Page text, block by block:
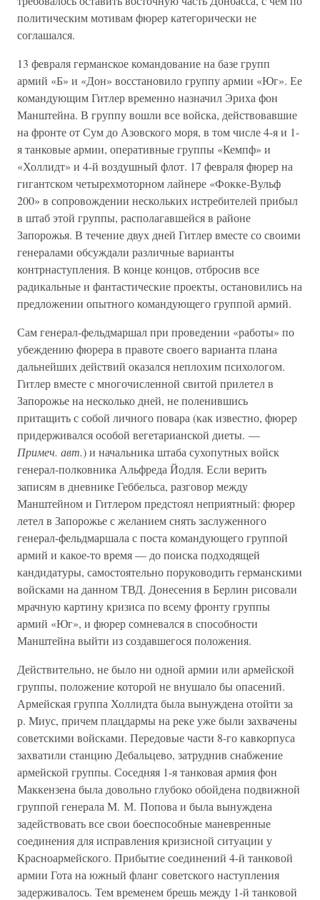
политическим мотивам фюрер категорически не
соглашался.
13 февраля германское командование на базе групп
армий «Б» и «Дон» восстановило группу армии «Юг». Ее
командующим Гитлер временно назначил Эриха фон
Манштейна. В группу вошли все войска, действовавшие
на фронте от Сум до Азовского моря, в том числе 4-я и 1-
я танковые армии, оперативные группы «Кемпф» и
«Холлидт» и 4-й воздушный флот. 17 февраля фюрер на
гигантском четырехмоторном лайнере «Фокке-Вульф
200» в сопровождении нескольких истребителей прибыл
в штаб этой группы, располагавшейся в районе
Запорожья. В течение двух дней Гитлер вместе со своими
генералами обсуждали различные варианты
контрнаступления. В конце концов, отбросив все
радикальные и фантастические проекты, остановились на
предложении опытного командующего группой армий.
Сам генерал-фельдмаршал при проведении «работы» по
убеждению фюрера в правоте своего варианта плана
дальнейших действий оказался неплохим психологом.
Гитлер вместе с многочисленной свитой прилетел в
Запорожье на несколько дней, не поленившись
притащить с собой личного повара (как известно, фюрер
придерживался особой вегетарианской диеты. —
Примеч. авт.) и начальника штаба сухопутных войск
генерал-полковника Альфреда Йодля. Если верить
записям в дневнике Геббельса, разговор между
Манштейном и Гитлером предстоял неприятный: фюрер
летел в Запорожье с желанием снять заслуженного
генерал-фельдмаршала с поста командующего группой
армий и какое-то время — до поиска подходящей
кандидатуры, самостоятельно поруководить германскими
войсками на данном ТВД. Донесения в Берлин рисовали
мрачную картину кризиса по всему фронту группы
армий «Юг», и фюрер сомневался в способности
Манштейна выйти из создавшегося положения.
Действительно, не было ни одной армии или армейской
группы, положение которой не внушало бы опасений.
Армейская группа Холлидта была вынуждена отойти за
р. Миус, причем плацдармы на реке уже были захвачены
советскими войсками. Передовые части 8-го кавкорпуса
захватили станцию Дебальцево, затруднив снабжение
армейской группы. Соседняя 1-я танковая армия фон
Маккензена была довольно глубоко обойдена подвижной
группой генерала М. М. Попова и была вынуждена
задействовать все свои боеспособные маневренные
соединения для исправления кризисной ситуации у
Красноармейского. Прибытие соединений 4-й танковой
армии Гота на южный фланг советского наступления
задерживалось. Тем временем брешь между 1-й танковой